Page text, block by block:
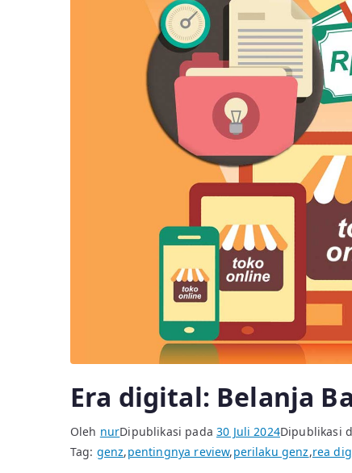
Era digital: Belanja
Oleh nurDipublikasi pada30 Juli 2024Dipublikasi
Tag: genz,pentingnya review,perilaku genz,rea